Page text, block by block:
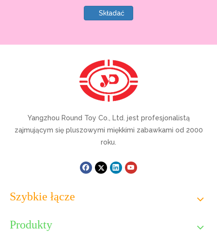
Składać
Yangzhou Round Toy Co., Ltd. jest profesjonalistą
zajmującym się pluszowymi miękkimi zabawkami od 2000
roku.
Szybkie łącze
Produkty